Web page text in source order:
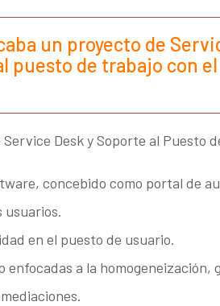
un proyecto de
puesto de trabajo con el
Desk y Soporte al Puesto
concebido como portal de
usuarios.
en el puesto de usuario.
enfocadas a la